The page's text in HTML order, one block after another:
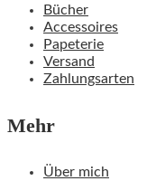
Bücher
Accessoires
Papeterie
Versand
Zahlungsarten
Mehr
Über mich